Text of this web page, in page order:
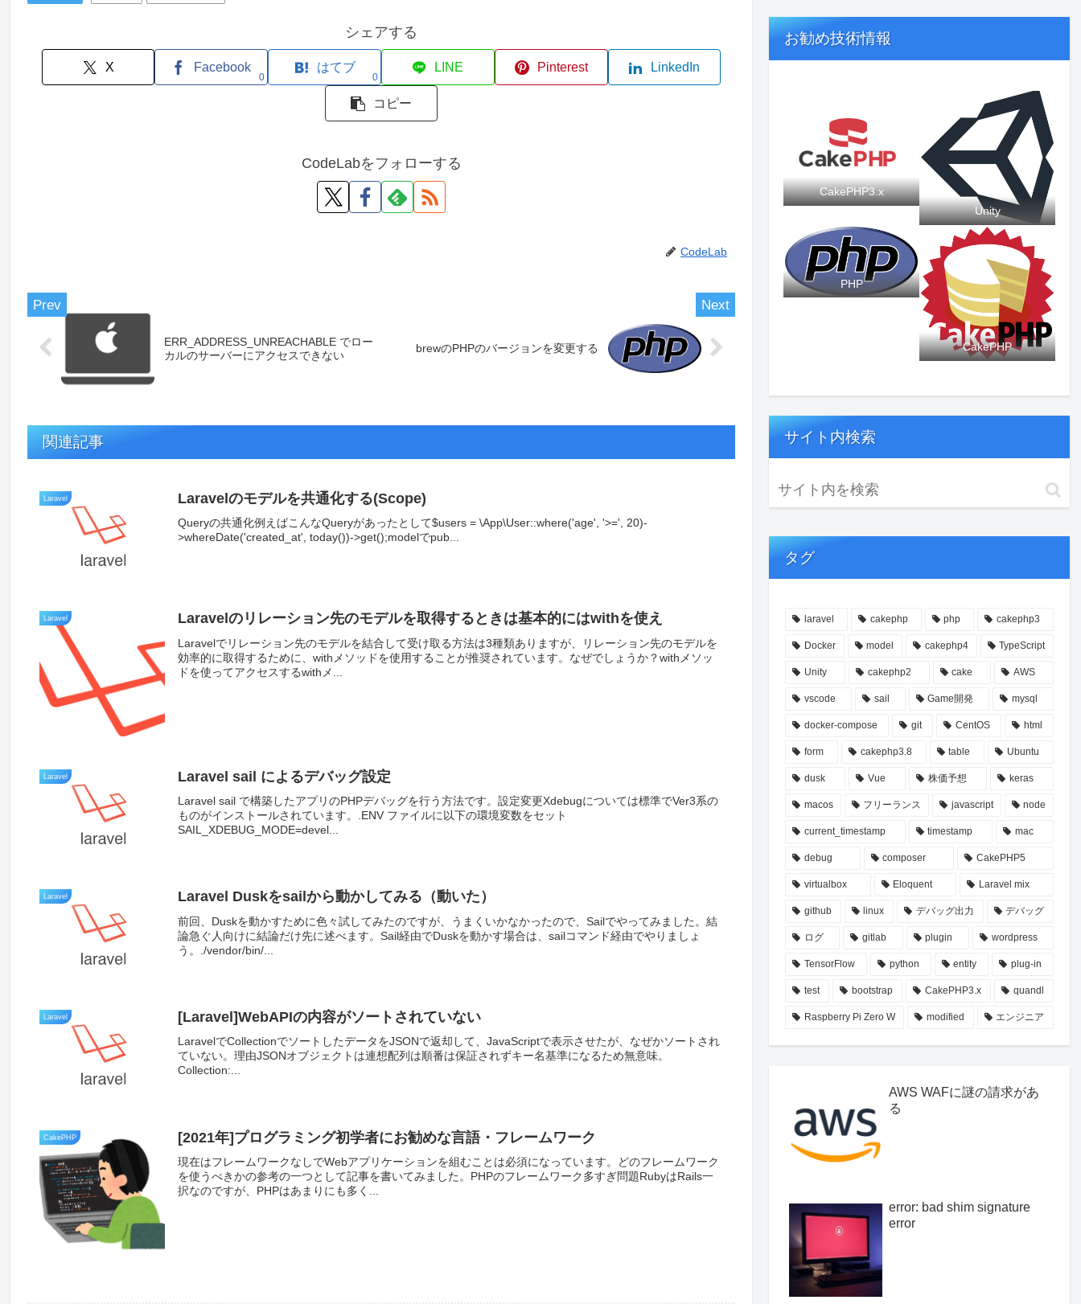
シェアする
X Facebook
0
はてブ
0
LINE Pinterest LinkedIn
コピー
CodeLabをフォローする
CodeLab
ERR_ADDRESS_UNREACHABLE でロー
カルのサーバーにアクセスできない
brewのPHPのバージョンを変更する
関連記事
Laravel Laravelのモデルを共通化する(Scope)
Queryの共通化例えばこんなQueryがあったとして$users = \App\User::where('age', '>=', 20)-
>whereDate('created_at', today())->get();modelでpub...
Laravel Laravelのリレーション先のモデルを取得するときは基本的にはwithを使え
Laravelでリレーション先のモデルを結合して受け取る方法は3種類ありますが、リレーション先のモデルを
効率的に取得するために、withメソッドを使用することが推奨されています。なぜでしょうか？withメソッ
ドを使ってアクセスするwithメ...
Laravel Laravel sail によるデバッグ設定
Laravel sail で構築したアプリのPHPデバッグを行う方法です。設定変更Xdebugについては標準でVer3系の
ものがインストールされています。.ENV ファイルに以下の環境変数をセット
SAIL_XDEBUG_MODE=devel...
Laravel Laravel Duskをsailから動かしてみる（動いた）
前回、Duskを動かすために色々試してみたのですが、うまくいかなかったので、Sailでやってみました。結
論急ぐ人向けに結論だけ先に述べます。Sail経由でDuskを動かす場合は、sailコマンド経由でやりましょ
う。./vendor/bin/...
Laravel [Laravel]WebAPIの内容がソートされていない
LaravelでCollectionでソートしたデータをJSONで返却して、JavaScriptで表示させたが、なぜかソートされ
ていない。理由JSONオブジェクトは連想配列は順番は保証されずキー名基準になるため無意味。
Collection:...
CakePHP [2021年]プログラミング初学者にお勧めな言語・フレームワーク
現在はフレームワークなしでWebアプリケーションを組むことは必須になっています。どのフレームワーク
を使うべきかの参考の一つとして記事を書いてみました。PHPのフレームワーク多すぎ問題RubyはRails一
択なのですが、PHPはあまりにも多く...
お勧め技術情報
CakePHP3.x
Unity
PHP
CakePHP
サイト内検索
タグ
laravel cakephp php cakephp3
Docker model cakephp4 TypeScript
Unity cakephp2 cake AWS
vscode sail Game開発 mysql
docker-compose git CentOS html
form cakephp3.8 table Ubuntu
dusk Vue 株価予想 keras
macos フリーランス javascript node
current_timestamp timestamp mac
debug composer CakePHP5
virtualbox Eloquent Laravel mix
github linux デバッグ出力 デバッグ
ログ gitlab plugin wordpress
TensorFlow python entity plug-in
test bootstrap CakePHP3.x quandl
Raspberry Pi Zero W modified エンジニア
AWS WAFに謎の請求があ
る
error: bad shim signature
error